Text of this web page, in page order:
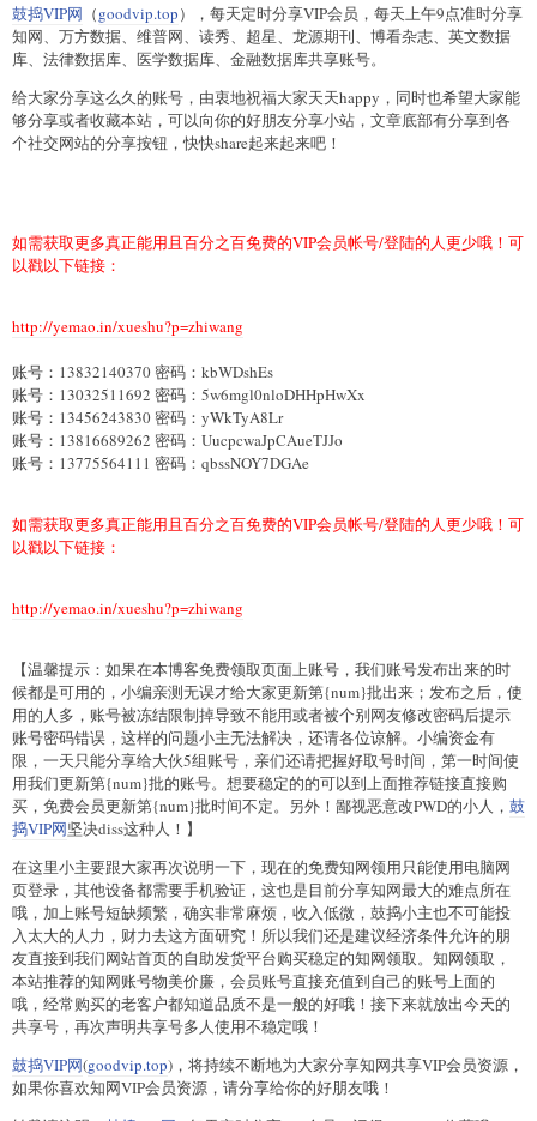
鼓捣VIP网 （goodvip.top），每天定时分享VIP会员，每天上午9点准时分享
知网、万方数据、维普网、读秀、超星、龙源期刊、博看杂志、英文数据
库、法律数据库、医学数据库、金融数据库共享账号。
给大家分享这么久的账号，由衷地祝福大家天天happy，同时也希望大家能
够分享或者收藏本站，可以向你的好朋友分享小站，文章底部有分享到各
个社交网站的分享按钮，快快share起来起来吧！
如需获取更多真正能用且百分之百免费的VIP会员帐号/登陆的人更少哦！可
以戳以下链接：
http://yemao.in/xueshu?p=zhiwang
账号：13832140370 密码：kbWDshEs
账号：13032511692 密码：5w6mgl0nloDHHpHwXx
账号：13456243830 密码：yWkTyA8Lr
账号：13816689262 密码：UucpcwaJpCAueTJJo
账号：13775564111 密码：qbssNOY7DGAe
如需获取更多真正能用且百分之百免费的VIP会员帐号/登陆的人更少哦！可
以戳以下链接：
http://yemao.in/xueshu?p=zhiwang
【温馨提示：如果在本博客免费领取页面上账号，我们账号发布出来的时
候都是可用的，小编亲测无误才给大家更新第{num}批出来；发布之后，使
用的人多，账号被冻结限制掉导致不能用或者被个别网友修改密码后提示
账号密码错误，这样的问题小主无法解决，还请各位谅解。小编资金有
限，一天只能分享给大伙5组账号，亲们还请把握好取号时间，第一时间使
用我们更新第{num}批的账号。想要稳定的的可以到上面推荐链接直接购
买，免费会员更新第{num}批时间不定。另外！鄙视恶意改PWD的小人， 鼓
捣VIP网坚决diss这种人！】
在这里小主要跟大家再次说明一下，现在的免费知网领用只能使用电脑网
页登录，其他设备都需要手机验证，这也是目前分享知网最大的难点所在
哦，加上账号短缺频繁，确实非常麻烦，收入低微，鼓捣小主也不可能投
入太大的人力，财力去这方面研究！所以我们还是建议经济条件允许的朋
友直接到我们网站首页的自助发货平台购买稳定的知网领取。知网领取，
本站推荐的知网账号物美价廉，会员账号直接充值到自己的账号上面的
哦，经常购买的老客户都知道品质不是一般的好哦！接下来就放出今天的
共享号，再次声明共享号多人使用不稳定哦！
鼓捣VIP网(goodvip.top)，将持续不断地为大家分享知网共享VIP会员资源，
如果你喜欢知网VIP会员资源，请分享给你的好朋友哦！